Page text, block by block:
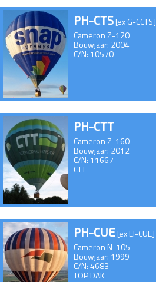
PH-CTS[ex G-CCTS]
Cameron Z-120
Bouwjaar: 2004
C/N: 10570
PH-CTT
Cameron Z-160
Bouwjaar: 2012
C/N: 11667
CTT
PH-CUE[ex EI-CUE]
Cameron N-105
Bouwjaar: 1999
C/N: 4683
TOP DAK